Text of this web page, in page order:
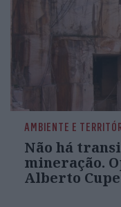
AMBIENTE E
Não há
mineração.
Alberto